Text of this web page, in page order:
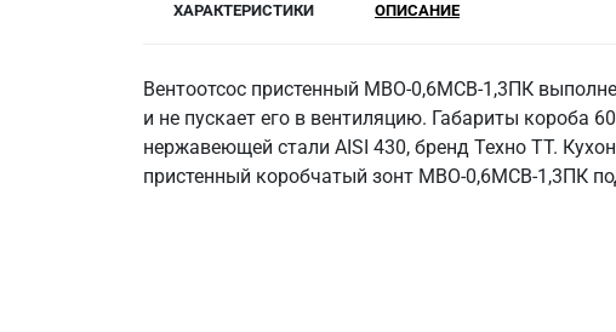
ХАРАКТЕРИСТИКИ ОПИСАНИЕ
Вентоотсос пристенный МВО-0,6МСВ-1,3ПК
и не пускает его в вентиляцию. Габариты
нержавеющей стали AISI 430, бренд Техно ТТ.
пристенный коробчатый зонт МВО-0,6МСВ-1,3ПК